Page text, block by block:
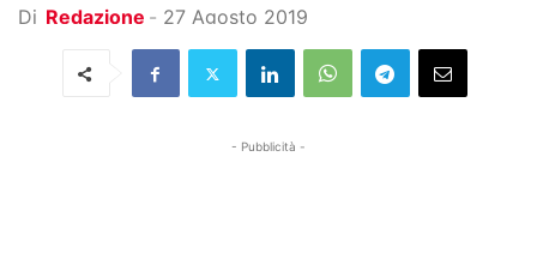
Di Redazione - 27 Agosto 2019
- Pubblicità -